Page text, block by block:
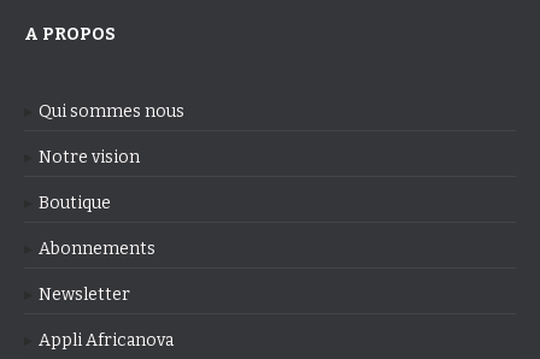
A PROPOS
Qui sommes nous
Notre vision
Boutique
Abonnements
Newsletter
Appli Africanova